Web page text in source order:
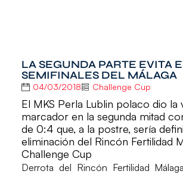
LA SEGUNDA PARTE EVITA
SEMIFINALES DEL MÁLAGA
04/03/2018 Challenge Cup
El MKS Perla Lublin polaco dio la
marcador en la segunda mitad
de 0:4 que, a la postre, sería
eliminación del Rincón Fertilidad
Challenge Cup
Derrota del Rincón Fertilidad Málaga